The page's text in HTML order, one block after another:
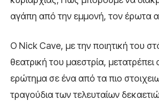
αγάπη από την εμμονή, τον έρωτα
Ο Nick Cave, με την ποιητική του
θεατρική του μαεστρία, μετατρέπει
ερώτημα σε ένα από τα πιο
τραγούδια των τελευταίων